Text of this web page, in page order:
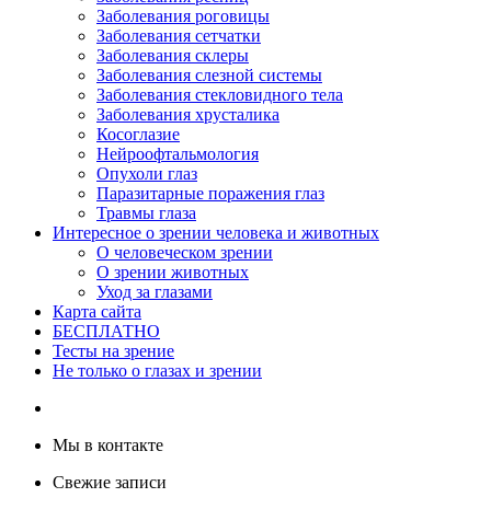
Заболевания роговицы
Заболевания сетчатки
Заболевания склеры
Заболевания слезной системы
Заболевания стекловидного тела
Заболевания хрусталика
Косоглазие
Нейроофтальмология
Опухоли глаз
Паразитарные поражения глаз
Травмы глаза
Интересное о зрении человека и животных
О человеческом зрении
О зрении животных
Уход за глазами
Карта сайта
БЕСПЛАТНО
Тесты на зрение
Не только о глазах и зрении
Мы в контакте
Свежие записи